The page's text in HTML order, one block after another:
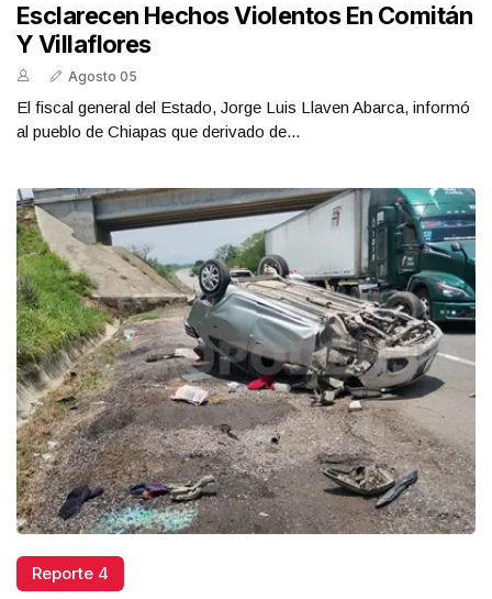
Esclarecen Hechos Violentos En Comitán
Y Villaflores
Agosto 05
El fiscal general del Estado, Jorge Luis Llaven Abarca, informó
al pueblo de Chiapas que derivado de...
Reporte 4